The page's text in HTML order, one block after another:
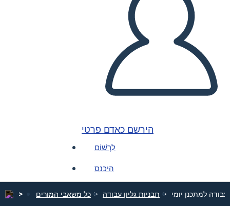
הירשם כאדם פרטי
לִרְשׁוֹם
היכנס
כל משאבי המורים תבניות גליון עבודה למתכנן יומי